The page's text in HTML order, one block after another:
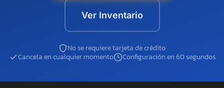
Ver Inventario
No se requiere tarjeta de crédito
Cancela en cualquier momento
Configuración en 60 segundos